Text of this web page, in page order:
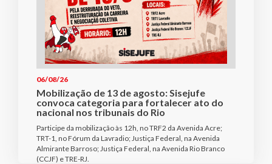
06/08/26
Mobilização de 13 de agosto: Sisejufe
convoca categoria para fortalecer ato do
nacional nos tribunais do Rio
Participe da mobilização às 12h, no TRF2 da Avenida Acre;
TRT-1, no Fórum da Lavradio; Justiça Federal, na Avenida
Almirante Barroso; Justiça Federal, na Avenida Rio Branco
(CCJF) e TRE-RJ.